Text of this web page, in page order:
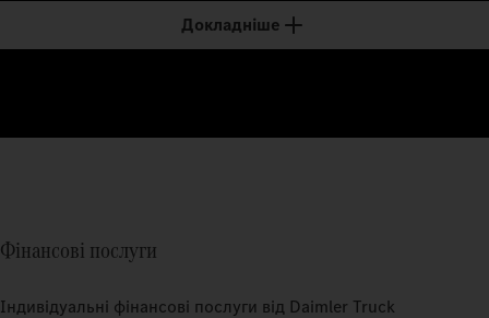
Докладніше
Фінансові послуги
Індивідуальні фінансові послуги від Daimler Truck